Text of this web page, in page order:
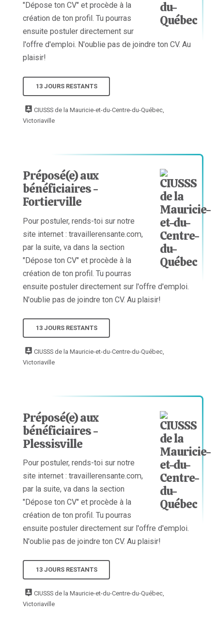
"Dépose ton CV" et procède à la
création de ton profil. Tu pourras
ensuite postuler directement sur
l'offre d'emploi. N'oublie pas de joindre ton CV. Au
plaisir!
13 JOURS RESTANTS
CIUSSS de la Mauricie-et-du-Centre-du-Québec,
Victoriaville
Préposé(e) aux
bénéficiaires -
Fortierville
Pour postuler, rends-toi sur notre
site internet : travaillerensante.com,
par la suite, va dans la section
"Dépose ton CV" et procède à la
création de ton profil. Tu pourras
ensuite postuler directement sur l'offre d'emploi.
N'oublie pas de joindre ton CV. Au plaisir!
13 JOURS RESTANTS
CIUSSS de la Mauricie-et-du-Centre-du-Québec,
Victoriaville
Préposé(e) aux
bénéficiaires -
Plessisville
Pour postuler, rends-toi sur notre
site internet : travaillerensante.com,
par la suite, va dans la section
"Dépose ton CV" et procède à la
création de ton profil. Tu pourras
ensuite postuler directement sur l'offre d'emploi.
N'oublie pas de joindre ton CV. Au plaisir!
13 JOURS RESTANTS
CIUSSS de la Mauricie-et-du-Centre-du-Québec,
Victoriaville